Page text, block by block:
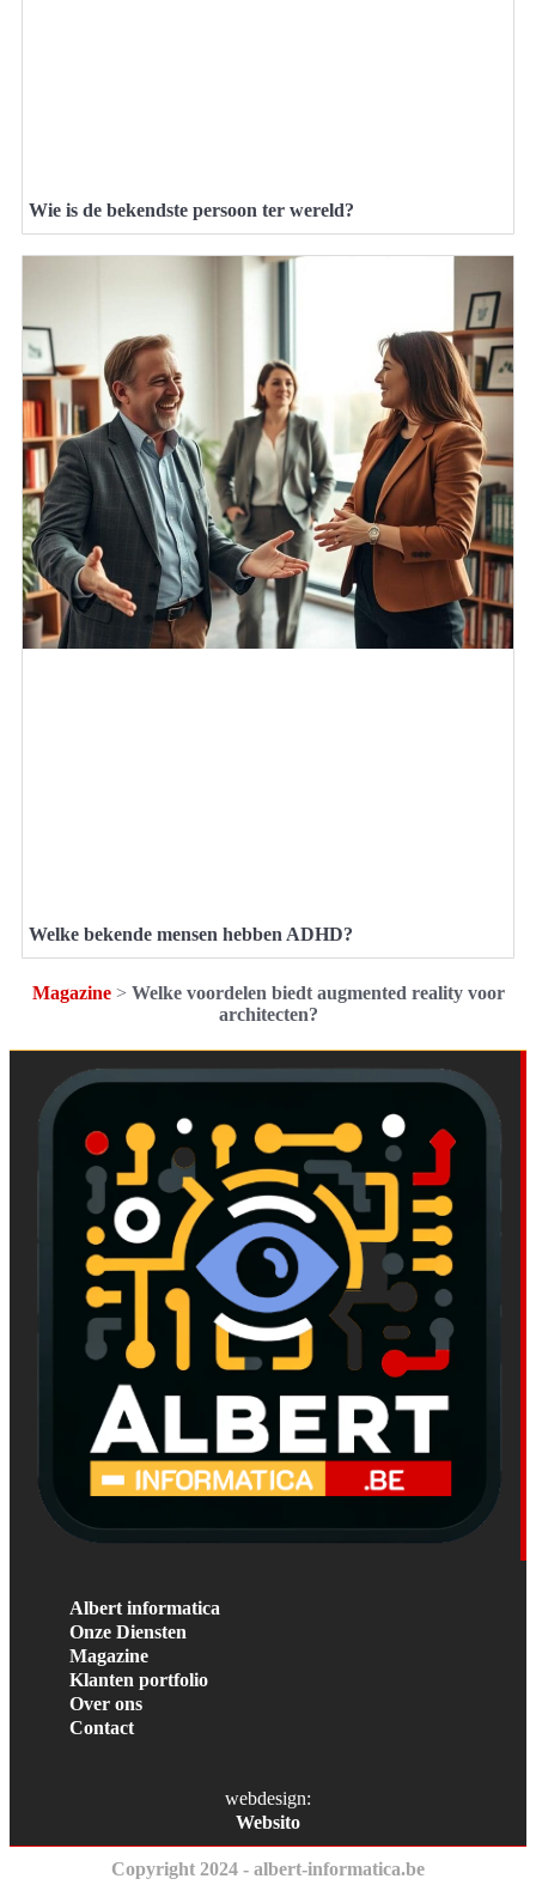
Wie is de bekendste persoon ter wereld?
Welke bekende mensen hebben ADHD?
Magazine> Welke voordelen biedt augmented reality voor
architecten?
Albert informatica
Onze Diensten
Magazine
Klanten portfolio
Over ons
Contact
webdesign:
Websito
Copyright 2024 - albert-informatica.be